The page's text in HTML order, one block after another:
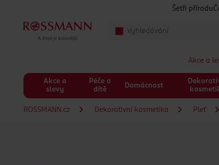
Šetři přírodu
Akce a
Akce a
slevy
Péče o
dítě
Domácnost
ROSSMANN.cz Dekorativní kosmetika Pleť